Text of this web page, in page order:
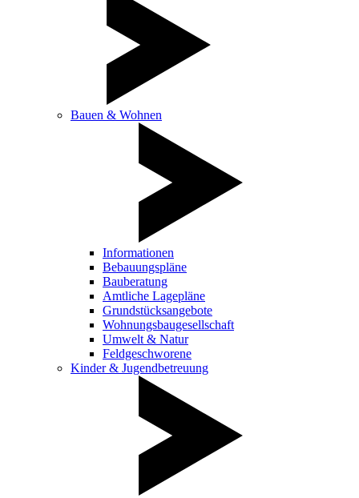
Bauen & Wohnen
Informationen
Bebauungspläne
Bauberatung
Amtliche Lagepläne
Grundstücksangebote
Wohnungsbaugesellschaft
Umwelt & Natur
Feldgeschworene
Kinder & Jugendbetreuung